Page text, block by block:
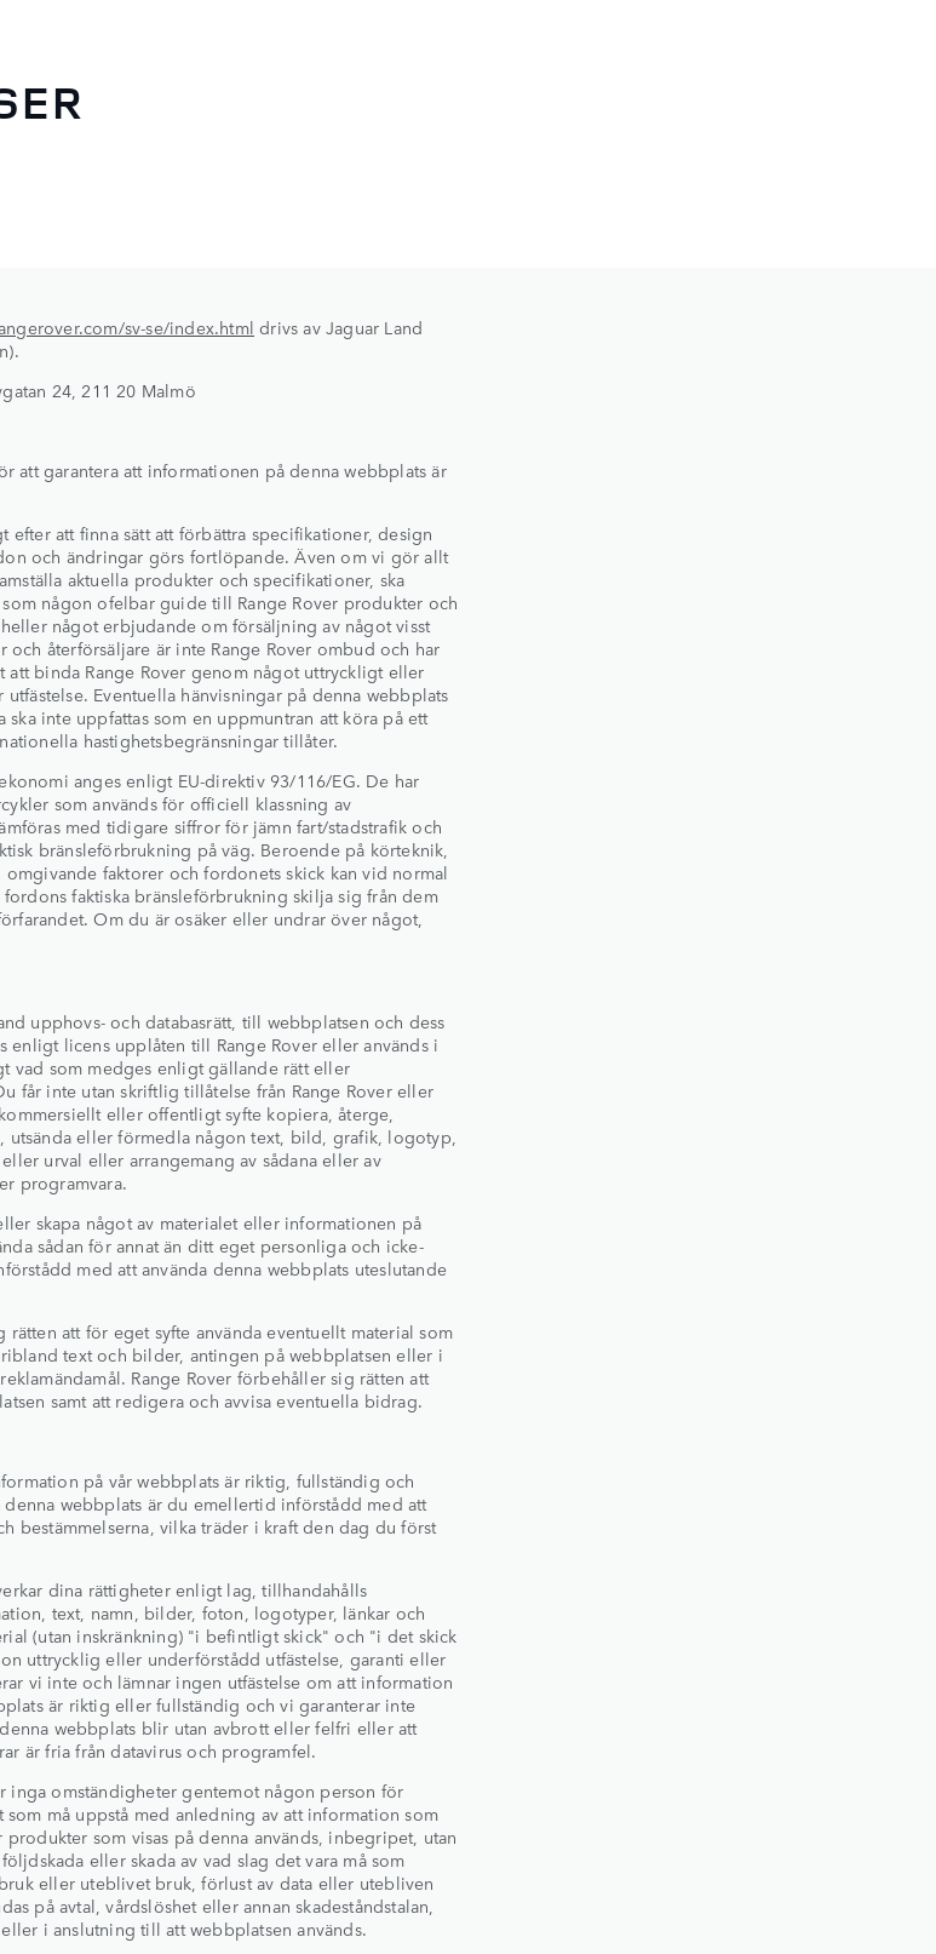
sv-se/index.html drivs av Jaguar Land
24, 211 20 Malmö
att garantera att informationen på denna webbplats är
efter att finna sätt att förbättra specifikationer, design
och ändringar görs fortlöpande. Även om vi gör allt
aktuella produkter och specifikationer, ska
någon ofelbar guide till Range Rover produkter och
något erbjudande om försäljning av något visst
återförsäljare är inte Range Rover ombud och har
binda Range Rover genom något uttryckligt eller
Eventuella hänvisningar på denna webbplats
inte uppfattas som en uppmuntran att köra på ett
hastighetsbegränsningar tillåter.
anges enligt EU-direktiv 93/116/EG. De har
som används för officiell klassning av
med tidigare siffror för jämn fart/stadstrafik och
bränsleförbrukning på väg. Beroende på körteknik,
faktorer och fordonets skick kan vid normal
faktiska bränsleförbrukning skilja sig från dem
Om du är osäker eller undrar över något,
upphovs- och databasrätt, till webbplatsen och dess
enligt licens upplåten till Range Rover eller används i
vad som medges enligt gällande rätt eller
får inte utan skriftlig tillåtelse från Range Rover eller
eller offentligt syfte kopiera, återge,
eller förmedla någon text, bild, grafik, logotyp,
urval eller arrangemang av sådana eller av
programvara.
skapa något av materialet eller informationen på
sådan för annat än ditt eget personliga och icke-
med att använda denna webbplats uteslutande
rätten att för eget syfte använda eventuellt material som
text och bilder, antingen på webbplatsen eller i
Range Rover förbehåller sig rätten att
samt att redigera och avvisa eventuella bidrag.
på vår webbplats är riktig, fullständig och
denna webbplats är du emellertid införstådd med att
bestämmelserna, vilka träder i kraft den dag du först
dina rättigheter enligt lag, tillhandahålls
text, namn, bilder, foton, logotyper, länkar och
(utan inskränkning) "i befintligt skick" och "i det skick
uttrycklig eller underförstådd utfästelse, garanti eller
vi inte och lämnar ingen utfästelse om att information
är riktig eller fullständig och vi garanterar inte
webbplats blir utan avbrott eller felfri eller att
är fria från datavirus och programfel.
inga omständigheter gentemot någon person för
må uppstå med anledning av att information som
som visas på denna används, inbegripet, utan
eller skada av vad slag det vara må som
eller uteblivet bruk, förlust av data eller utebliven
på avtal, vårdslöshet eller annan skadeståndstalan,
i anslutning till att webbplatsen används.